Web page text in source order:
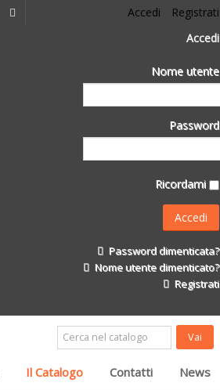
Accedi
Registrati
Accedi
Nome utente
Password
Ricordami
Password dimenticata?
Nome utente dimenticato?
Registrati
Il Catalogo Contatti News